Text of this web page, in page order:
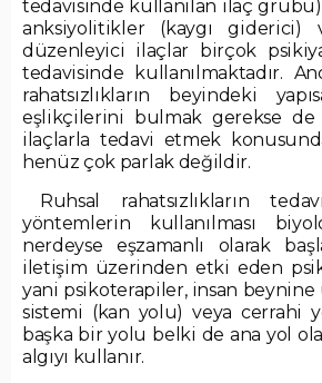
tedavisinde kullanılan ilaç
anksiyolitikler (kaygı giderici)
düzenleyici ilaçlar birçok
tedavisinde kullanılmaktadır.
rahatsızlıkların beyindeki
eşlikçilerini bulmak gerekse de
ilaçlarla tedavi etmek
henüz çok parlak değildir.
Ruhsal rahatsızlıkların
yöntemlerin kullanılması
nerdeyse eşzamanlı olarak
iletişim üzerinden etki eden
yani psikoterapiler, insan beynine
sistemi (kan yolu) veya cerrahi
başka bir yolu belki de ana yol
algıyı kullanır.